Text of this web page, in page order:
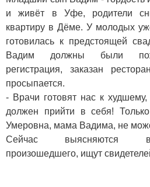
и живёт в Уфе, родители
квартиру в Дёме. У молодых
готовилась к предстоящей
Вадим должны были
регистрация, заказан
просыпается.
- Врачи готовят нас к
должен прийти в себя!
Умеровна, мама Вадима, не
Сейчас выясняются
произошедшего, ищут